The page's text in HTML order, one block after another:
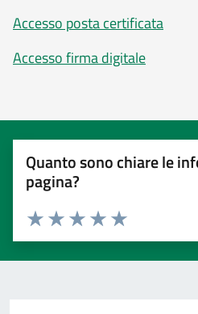
Accesso posta certificata
Accesso firma digitale
Quanto sono chiare le
pagina?
Valuta 5 stelle
Valuta 4 stelle su 5
Valuta 3 stelle su 5
Valuta 2 stelle su 5
Valuta 1 stelle su 5